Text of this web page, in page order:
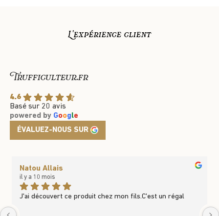
L'expérience client
Trufficulteur.fr
4.6
Basé sur 20 avis
powered by Google
ÉVALUEZ-NOUS SUR
Natou Allais
il y a 10 mois
J'ai découvert ce produit chez mon fils.C'est un régal